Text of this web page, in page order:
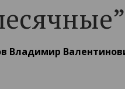
Владимир